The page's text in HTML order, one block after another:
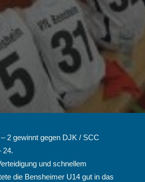
2 gewinnt gegen DJK / SCC
24.
und schnellem
die Bensheimer U14 gut in das